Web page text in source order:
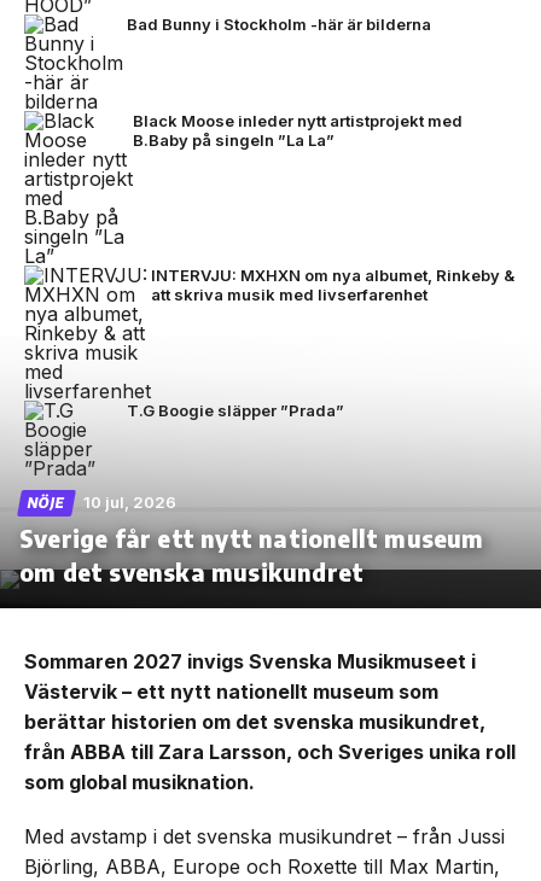
Bad Bunny i Stockholm -här är bilderna
Black Moose inleder nytt artistprojekt med
B.Baby på singeln ”La La”
INTERVJU: MXHXN om nya albumet, Rinkeby &
att skriva musik med livserfarenhet
T.G Boogie släpper ”Prada”
NÖJE 10 jul, 2026
Sverige får ett nytt nationellt museum
om det svenska musikundret
Sommaren 2027 invigs Svenska Musikmuseet i
Västervik – ett nytt nationellt museum som
berättar historien om det svenska musikundret,
från ABBA till Zara Larsson, och Sveriges unika roll
som global musiknation.
Med avstamp i det svenska musikundret – från Jussi
Björling, ABBA, Europe och Roxette till Max Martin,